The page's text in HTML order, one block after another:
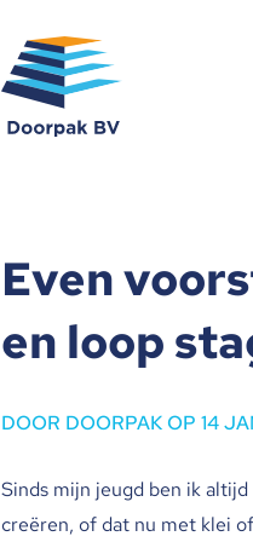
Even
en loop
DOOR DOORPAK OP 14
Sinds mijn jeugd ben ik
creëren, of dat nu met klei